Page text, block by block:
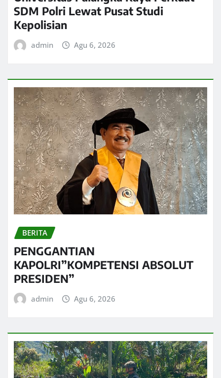
SDM Polri Lewat Pusat Studi
Kepolisian
admin Agu 6, 2026
BERITA
PENGGANTIAN
KAPOLRI”KOMPETENSI ABSOLUT
PRESIDEN”
admin Agu 6, 2026